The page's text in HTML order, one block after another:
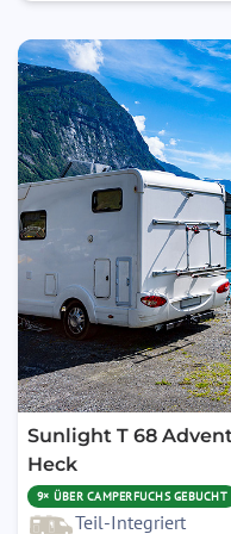
Vermieters. Wird das
Mieters zerstört oder ist
unangemessen lange
ist der Vermieter
Zeit ein gleichwertiges
stellen. Stellt der
Ersatzfahrzeug zur
Mieters, gem. § 543 Abs.
ausgeschlossen. Wird
Fahrzeug einer
vom Mieter akzeptiert,
die Preisdifferenz, zu
geleisteten Mietzins.
Verschulden des Mieters
der Gebrauch durch ein
unangemessen lange
kann der Vermieter die
Sunlight T 68
Heck
9× ÜBER CAMPERFUCHS GEBUCHT
Teil-Integriert